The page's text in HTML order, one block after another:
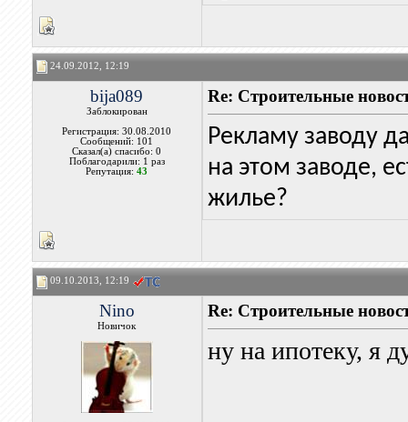
24.09.2012, 12:19
bija089
Заблокирован
Регистрация: 30.08.2010
Сообщений: 101
Сказал(а) спасибо: 0
Поблагодарили: 1 раз
Репутация:43
Re: Строительные
Рекламу заводу
на этом заводе,
жилье?
09.10.2013, 12:19
Nino
Новичок
Re: Строительные
ну на ипотеку, я